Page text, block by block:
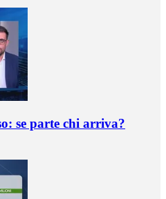
se parte chi arriva?